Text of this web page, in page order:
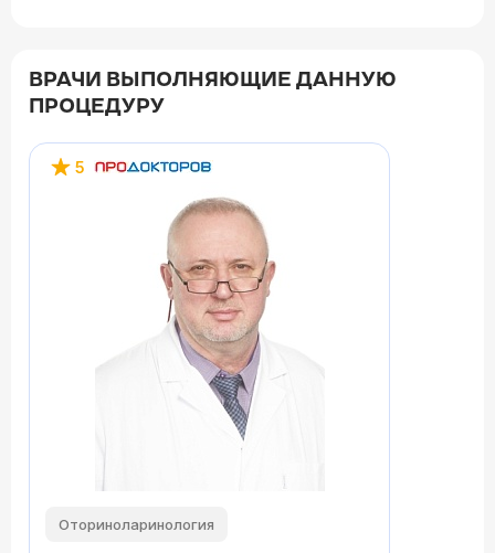
ВРАЧИ ВЫПОЛНЯЮЩИЕ ДАННУЮ
ПРОЦЕДУРУ
5
Оториноларинология